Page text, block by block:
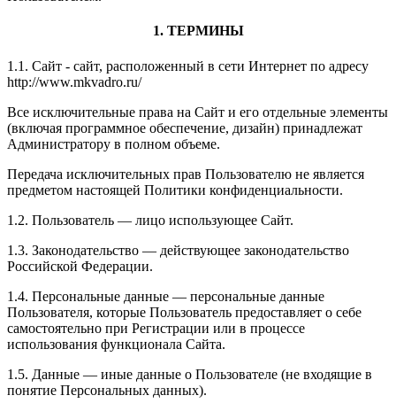
1. ТЕРМИНЫ
1.1. Сайт - сайт, расположенный в сети Интернет по адресу
http://www.mkvadro.ru/
Все исключительные права на Сайт и его отдельные элементы
(включая программное обеспечение, дизайн) принадлежат
Администратору в полном объеме.
Передача исключительных прав Пользователю не является
предметом настоящей Политики конфиденциальности.
1.2. Пользователь — лицо использующее Сайт.
1.3. Законодательство — действующее законодательство
Российской Федерации.
1.4. Персональные данные — персональные данные
Пользователя, которые Пользователь предоставляет о себе
самостоятельно при Регистрации или в процессе
использования функционала Сайта.
1.5. Данные — иные данные о Пользователе (не входящие в
понятие Персональных данных).